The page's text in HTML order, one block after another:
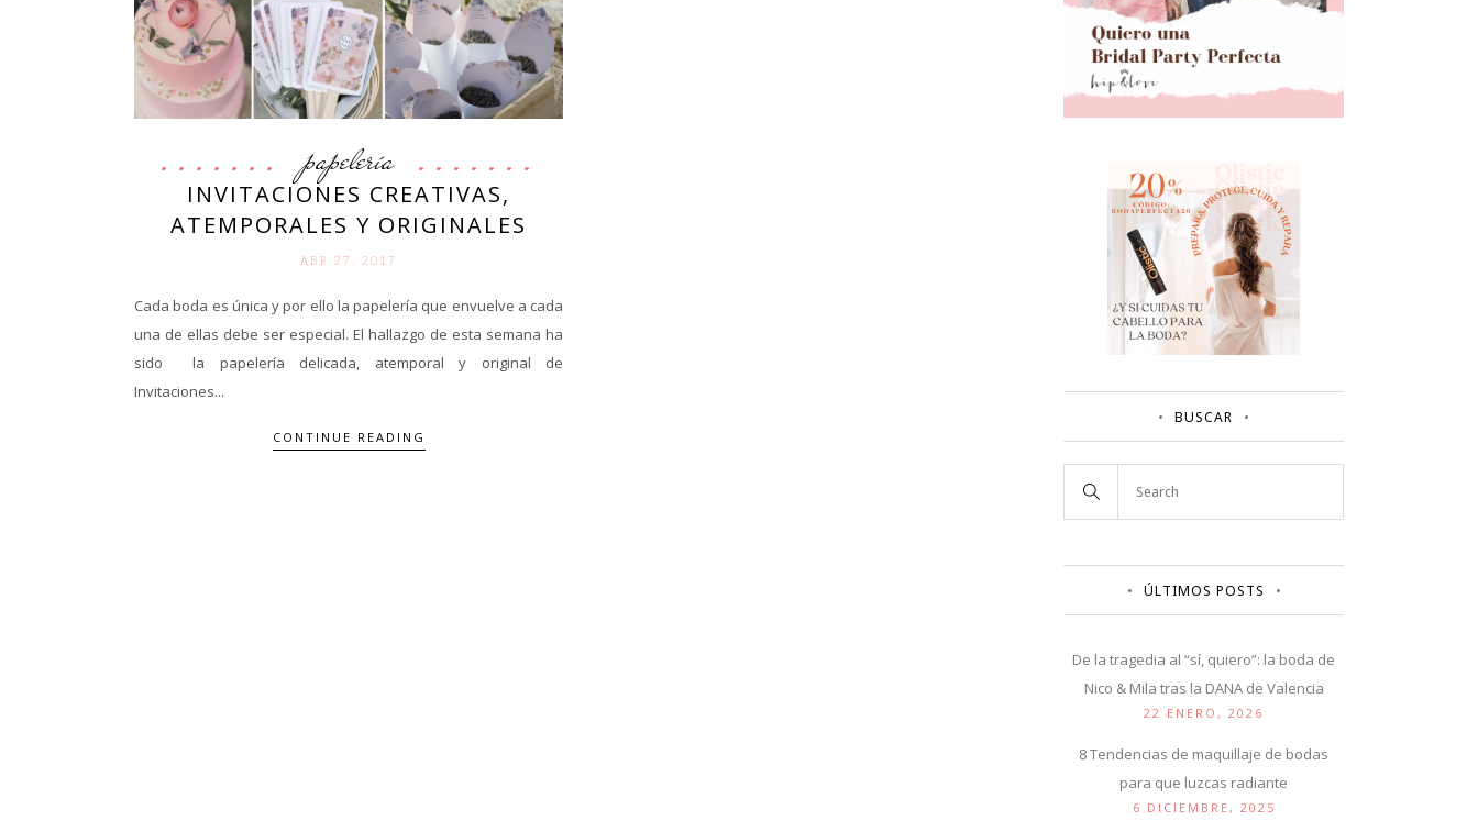
papelería
INVITACIONES CREATIVAS,
ATEMPORALES Y ORIGINALES
ABR 27. 2017
Cada boda es única y por ello la papelería que envuelve a cada
una de ellas debe ser especial. El hallazgo de esta semana ha
sido la papelería delicada, atemporal y original de
Invitaciones...
CONTINUE READING
BUSCAR
ÚLTIMOS POSTS
De la tragedia al “sí, quiero”: la boda de
Nico & Mila tras la DANA de Valencia
22 ENERO, 2026
8 Tendencias de maquillaje de bodas
para que luzcas radiante
6 DICIEMBRE, 2025